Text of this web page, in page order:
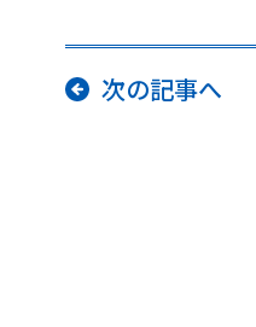
次の記事へ